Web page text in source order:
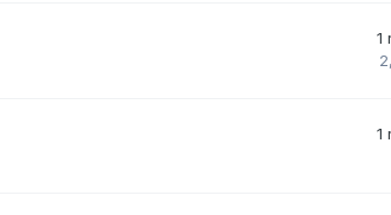
1
1